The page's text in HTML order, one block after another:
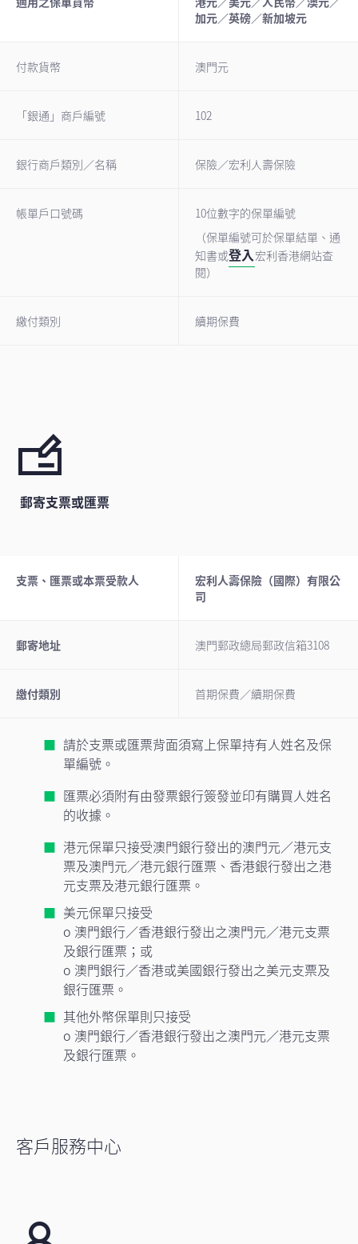
加元／英磅／新加坡元
付款貨幣 澳門元
「銀通」商戶編號 102
銀行商戶類別／名稱 保險／宏利人壽保險
帳單戶口號碼
10位數字的保單編號
（保單編號可於保單結單、通
知書或登入宏利香港網站查
閱）
繳付類別 續期保費
郵寄支票或匯票
支票、匯票或本票受款人
宏利人壽保險（國際）有限公
司
郵寄地址 澳門郵政總局郵政信箱3108
繳付類別 首期保費／續期保費
請於支票或匯票背面須寫上保單持有人姓名及保
單編號。
匯票必須附有由發票銀行簽發並印有購買人姓名
的收據。
港元保單只接受澳門銀行發出的澳門元／港元支
票及澳門元／港元銀行匯票、香港銀行發出之港
元支票及港元銀行匯票。
美元保單只接受
o 澳門銀行／香港銀行發出之澳門元／港元支票
及銀行匯票；或
o 澳門銀行／香港或美國銀行發出之美元支票及
銀行匯票。
其他外幣保單則只接受
o 澳門銀行／香港銀行發出之澳門元／港元支票
及銀行匯票。
客戶服務中心